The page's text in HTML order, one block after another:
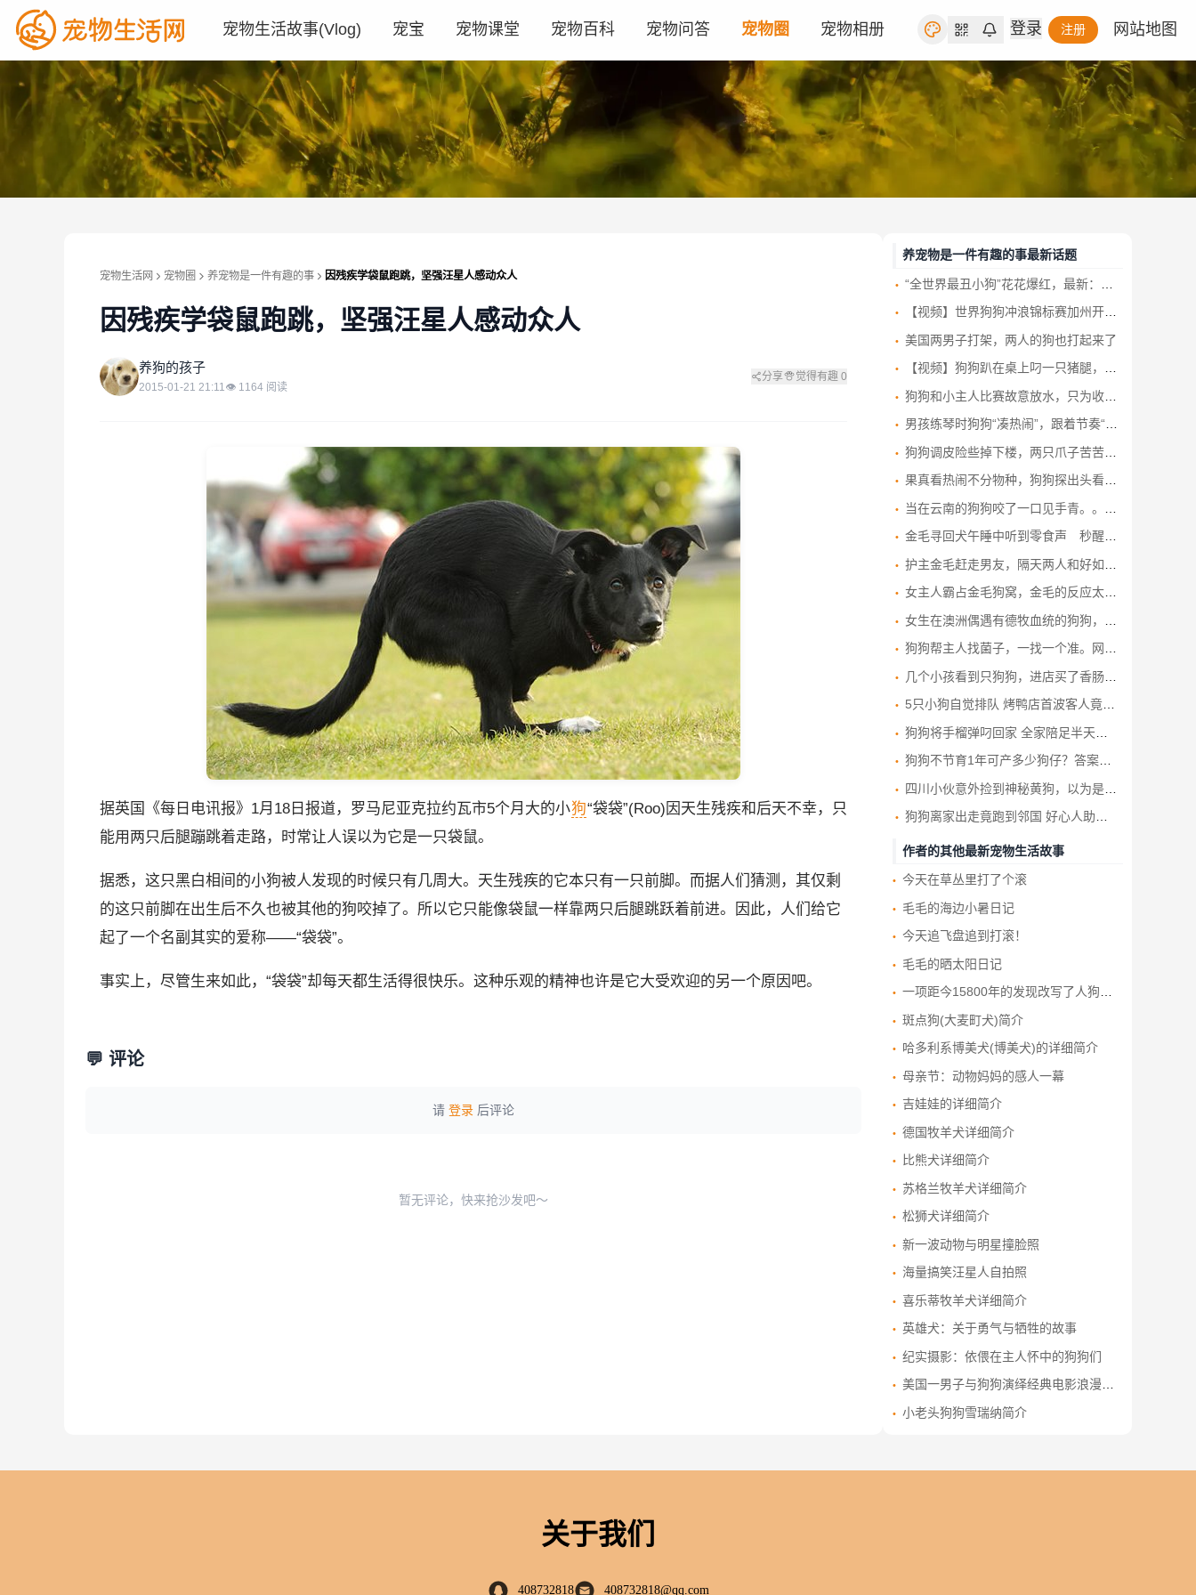
宠物生活故事(Vlog) 宠宝 宠物课堂 宠物百科 宠物问答 宠物圈 宠物相册 登录 注册 网站地图
宠物生活网 宠物圈 养宠物是一件有趣的事 因残疾学袋鼠跑跳，坚强汪星人感动众人
因残疾学袋鼠跑跳，坚强汪星人感动众人
养 养狗的孩子
2015-01-21 21:11👁 1164 阅读
分享 觉得有趣 0
据英国《每日电讯报》1月18日报道，罗马尼亚克拉约瓦市5个月大的小狗“袋袋”(Roo)因天生残疾和后天不幸，只
能用两只后腿蹦跳着走路，时常让人误以为它是一只袋鼠。
据悉，这只黑白相间的小狗被人发现的时候只有几周大。天生残疾的它本只有一只前脚。而据人们猜测，其仅剩
的这只前脚在出生后不久也被其他的狗咬掉了。所以它只能像袋鼠一样靠两只后腿跳跃着前进。因此，人们给它
起了一个名副其实的爱称——“袋袋”。
事实上，尽管生来如此，“袋袋”却每天都生活得很快乐。这种乐观的精神也许是它大受欢迎的另一个原因吧。
💬 评论
请 登录 后评论
暂无评论，快来抢沙发吧～
养宠物是一件有趣的事最新话题
“全世界最丑小狗”花花爆红，最新：已被新主人买走，农场方回应！
【视频】世界狗狗冲浪锦标赛加州开赛 汪星人浪尖大显身手
美国两男子打架，两人的狗也打起来了
【视频】狗狗趴在桌上叼一只猪腿，拔腿就跑，店主发现后努力追也没追上！
狗狗和小主人比赛故意放水，只为收获鸡腿 这算盘打得清清楚楚
男孩练琴时狗狗“凑热闹”，跟着节奏“高歌”，网友：高山流水遇知音了。
狗狗调皮险些掉下楼，两只爪子苦苦支撑，幸好主人及时发现！
果真看热闹不分物种，狗狗探出头看八卦的样子太搞笑
当在云南的狗狗咬了一口见手青。。。。。。
金毛寻回犬午睡中听到零食声 秒醒来化身贪吃鬼 毛发乱翘为了吃
护主金毛赶走男友，隔天两人和好如初，狗子怒了：都给我滚！
女主人霸占金毛狗窝，金毛的反应太搞笑了，镜头记录搞笑一幕！
女生在澳洲偶遇有德牧血统的狗狗，英文听不懂，听到中文立马起身，狗子：终于听到了熟悉的语言啦
狗狗帮主人找菌子，一找一个准。网友：这才是真正的狗头“菌”师
几个小孩看到只狗狗，进店买了香肠和矿泉水给它，网友：自己吃小的，给狗狗买雷霆大火腿
5只小狗自觉排队 烤鸭店首波客人竟是汪汪队
狗狗将手榴弹叼回家 全家陪足半天才发现
狗狗不节育1年可产多少狗仔？答案让你惊掉下巴！
四川小伙意外捡到神秘黄狗，以为是走丢的流浪狗，不料身份不一般
狗狗离家出走竟跑到邻国 好心人助与饲主重逢
作者的其他最新宠物生活故事
今天在草丛里打了个滚
毛毛的海边小暑日记
今天追飞盘追到打滚！
毛毛的晒太阳日记
一项距今15800年的发现改写了人狗友谊的历史
斑点狗(大麦町犬)简介
哈多利系博美犬(博美犬)的详细简介
母亲节：动物妈妈的感人一幕
吉娃娃的详细简介
德国牧羊犬详细简介
比熊犬详细简介
苏格兰牧羊犬详细简介
松狮犬详细简介
新一波动物与明星撞脸照
海量搞笑汪星人自拍照
喜乐蒂牧羊犬详细简介
英雄犬：关于勇气与牺牲的故事
纪实摄影：依偎在主人怀中的狗狗们
美国一男子与狗狗演绎经典电影浪漫场景
小老头狗狗雪瑞纳简介
关于我们
408732818 408732818@qq.com